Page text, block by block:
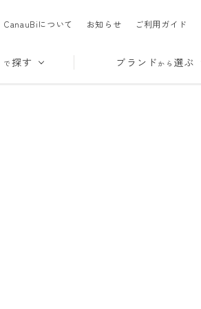
CanauBiについて お知らせ ご利用ガイド
で探す ブランド から 選ぶ